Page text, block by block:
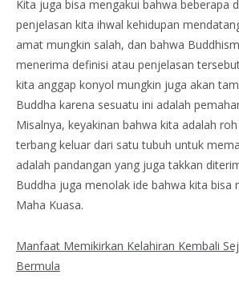
Kita juga bisa mengakui bahwa beberapa
penjelasan kita ihwal kehidupan
amat mungkin salah, dan bahwa
menerima definisi atau penjelasan
kita anggap konyol mungkin juga akan
Buddha karena sesuatu ini adalah
Misalnya, keyakinan bahwa kita adalah
terbang keluar dari satu tubuh untuk
adalah pandangan yang juga takkan
Buddha juga menolak ide bahwa kita bisa
Maha Kuasa.
Manfaat Memikirkan Kelahiran Kembali
Bermula